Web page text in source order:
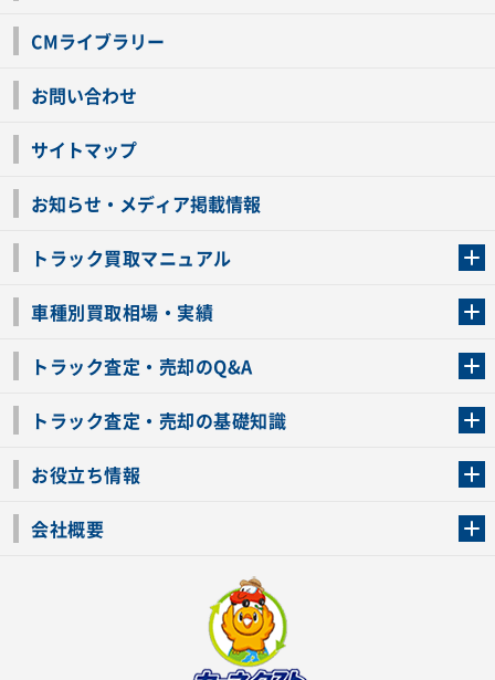
CMライブラリー
お問い合わせ
サイトマップ
お知らせ・メディア掲載情報
トラック買取マニュアル
車種別買取相場・実績
トラック査定・売却のQ&A
トラック査定・売却の基礎知識
お役立ち情報
会社概要